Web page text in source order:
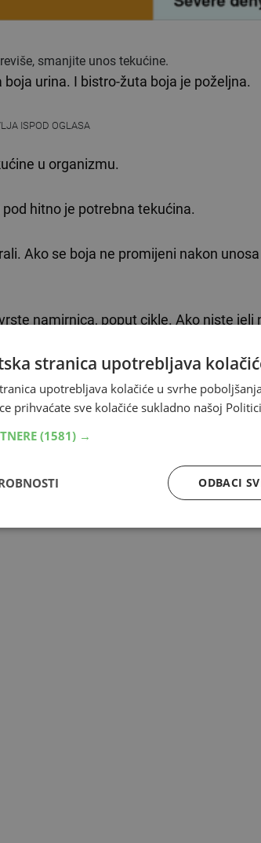
smanjite unos tekućine.
urina. I bistro-žuta boja je poželjna.
ISPOD OGLASA
u organizmu.
hitno je potrebna tekućina.
Ako se boja ne promijeni nakon
namirnica, poput cikle. Ako niste jeli
problem s bubrezima.
čekanja. no, ponekad može biti i
stranica upotrebljava
upotrebljava kolačiće u svrhe
prihvaćate sve kolačiće sukladno našoj
(1581) →
ODBACI